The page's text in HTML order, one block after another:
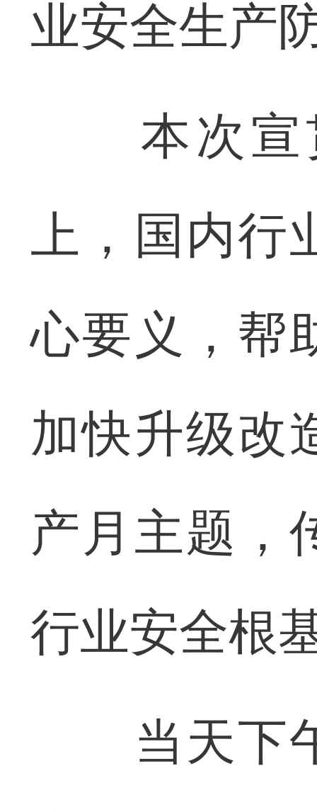
业安全生产
本次宣贯
上，国内行
心要义，帮
加快升级改
产月主题，
行业安全根
当天下午